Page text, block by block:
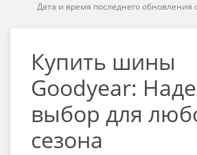
Дата и время последнего обновления
Купить шины
Goodyear:
выбор для
сезона